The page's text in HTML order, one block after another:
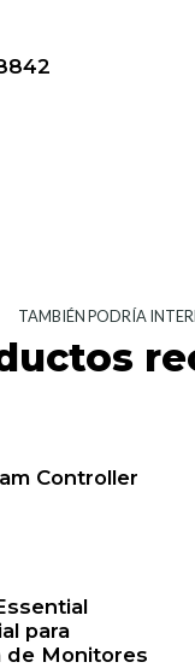
TAMBIÉN PODRÍA
Controller
para
de Monitores